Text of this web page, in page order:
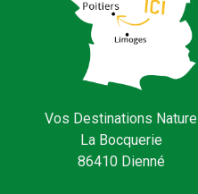
Vos Destinations Nature
La Bocquerie
86410 Dienné